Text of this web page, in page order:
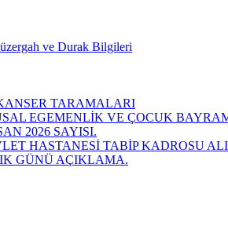
ve Durak Bilgileri
TARAMALARI
EGEMENLİK VE ÇOCUK
2026 SAYISI.
HASTANESİ TABİP KADROSU
GÜNÜ AÇIKLAMA.